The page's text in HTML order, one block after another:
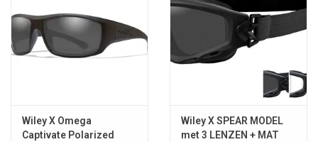
Messen & Multitools
Schoenen
Survival
Wiley X Omega
Captivate Polarized
Wiley X SPEAR MODEL
met 3 LENZEN + MAT